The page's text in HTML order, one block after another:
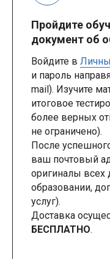
Пройдите
документ об
Войдите в
и пароль
mail). Изучите
итоговое
более верных
не ограничено).
После
ваш почтовый
оригиналы всех
образовании,
услуг).
Доставка
БЕСПЛАТНО.